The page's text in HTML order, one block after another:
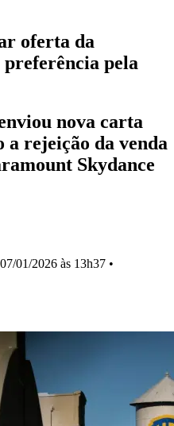
oferta da
pela
nova carta
a rejeição da venda
Skydance
07/01/2026 às 13h37 •